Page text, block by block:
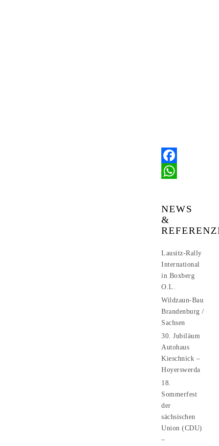
Facebook
NEWS
&
Lausitz-Rally
International
in Boxberg
O.L.
Wildzaun-Bau
Brandenburg /
Sachsen
30. Jubiläum
Autohaus
Kieschnick –
Hoyerswerda
18.
Sommerfest
der
sächsischen
Union (CDU)
–